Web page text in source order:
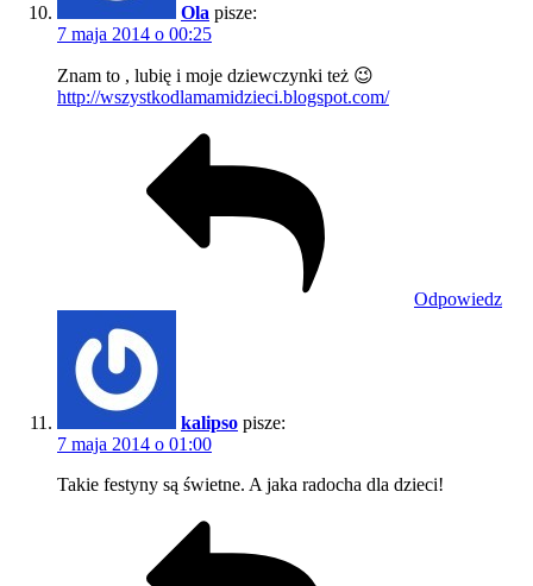
Ola pisze:
7 maja 2014 o 00:25
Znam to , lubię i moje dziewczynki też 😉
http://wszystkodlamamidzieci.blogspot.com/
Odpowiedz
kalipso pisze:
7 maja 2014 o 01:00
Takie festyny są świetne. A jaka radocha dla dzieci!